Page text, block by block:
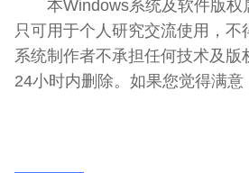
本Windows系统及软件版权
只可用于个人研究交流使用，不
系统制作者不承担任何技术及版
24小时内删除。如果您觉得满意